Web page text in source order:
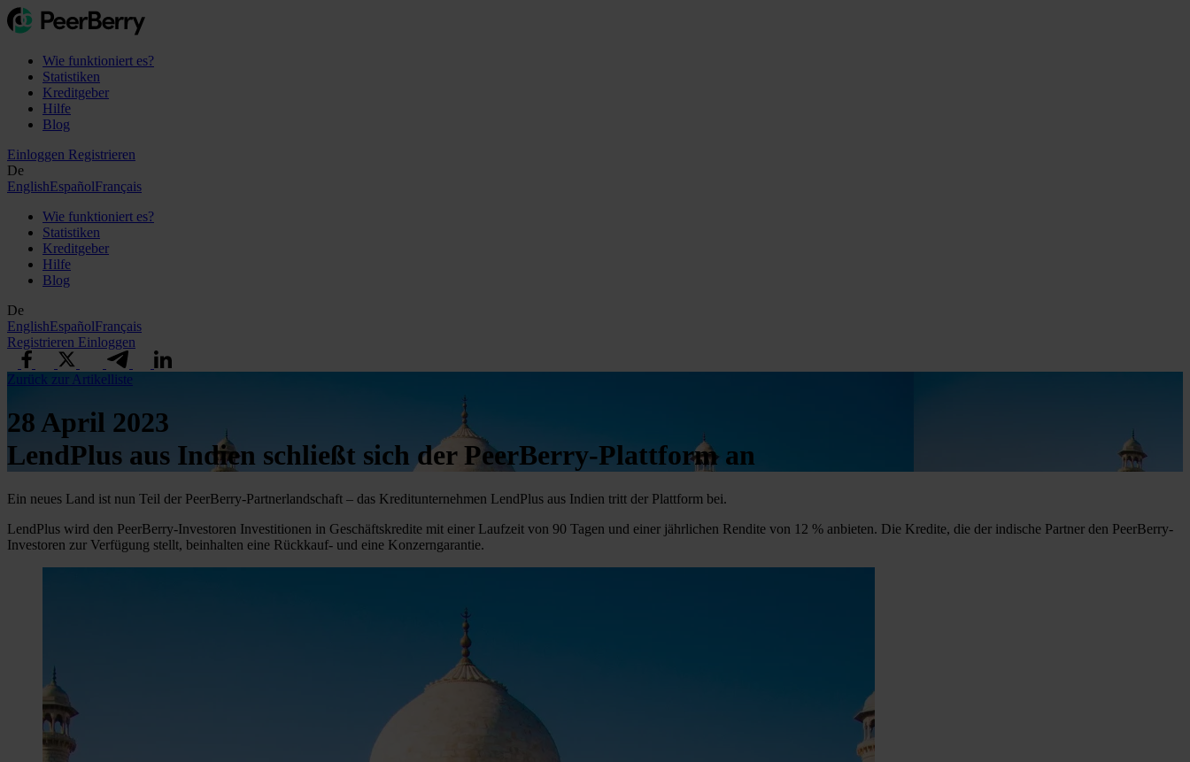
Wie funktioniert es?
Statistiken
Kreditgeber
Hilfe
Blog
Einloggen Registrieren
De
EnglishEspañolFrançais
Wie funktioniert es?
Statistiken
Kreditgeber
Hilfe
Blog
De
EnglishEspañolFrançais
Registrieren Einloggen
Zurück zur Artikelliste
28 April 2023
LendPlus aus Indien schließt sich der PeerBerry-Plattform an
Ein neues Land ist nun Teil der PeerBerry-Partnerlandschaft – das Kreditunternehmen LendPlus aus Indien tritt der Plattform bei.
LendPlus wird den PeerBerry-Investoren Investitionen in Geschäftskredite mit einer Laufzeit von 90 Tagen und einer jährlichen Rendite von 12 % anbieten. Die Kredite, die der indische Partner den PeerBerry-
Investoren zur Verfügung stellt, beinhalten eine Rückkauf- und eine Konzerngarantie.